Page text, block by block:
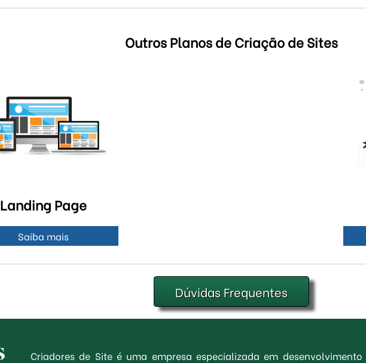
Outros Planos de Criação de Sites
Landing Page
Saiba mais
Dúvidas Frequentes
Criadores de Site é uma empresa especializada em